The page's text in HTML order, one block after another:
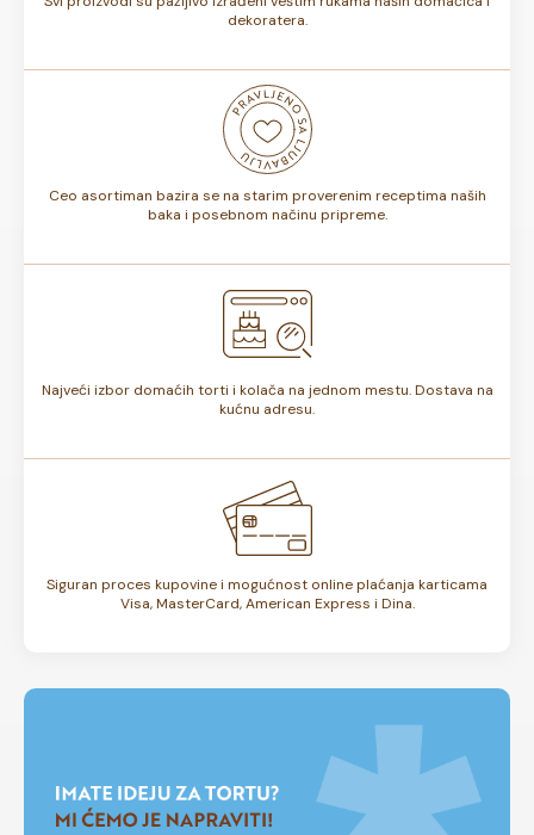
dekoratera.
Ceo asortiman bazira se na starim proverenim receptima naših
baka i posebnom načinu pripreme.
Najveći izbor domaćih torti i kolača na jednom mestu. Dostava na
kućnu adresu.
Siguran proces kupovine i mogućnost online plaćanja karticama
Visa, MasterCard, American Express i Dina.